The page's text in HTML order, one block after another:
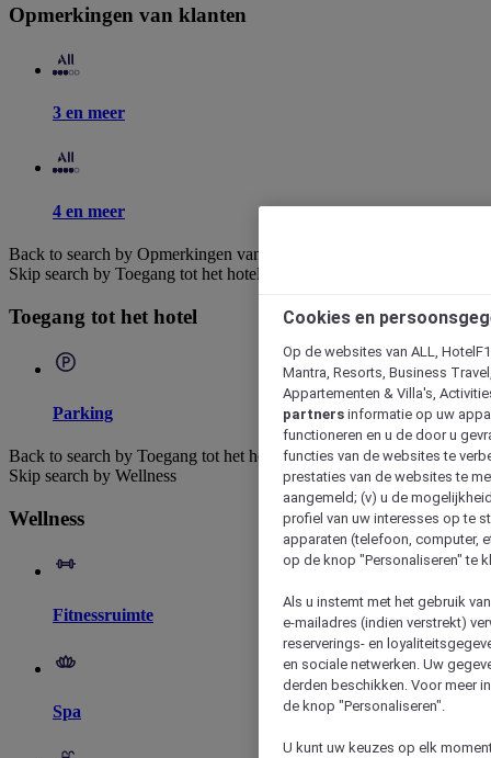
Opmerkingen van klanten
3 en meer
4 en meer
Back to search by Opmerkingen van klanten
Skip search by Toegang tot het hotel
Toegang tot het hotel
Parking
Back to search by Toegang tot het hotel
Skip search by Wellness
Wellness
Fitnessruimte
Spa
Cookies en
Op de websites van ALL,
Mantra, Resorts, Business
Appartementen & Villa's,
partners informatie op uw
functioneren en u de door u
functies van de websites te
prestaties van de websites te
aangemeld; (v) u de
profiel van uw interesses op te
apparaten (telefoon, computer,
op de knop "Personaliseren" te
Als u instemt met het gebruik
e-mailadres (indien verstrekt)
reserverings- en
en sociale netwerken. Uw
derden beschikken. Voor meer
de knop "Personaliseren".
U kunt uw keuzes op elk